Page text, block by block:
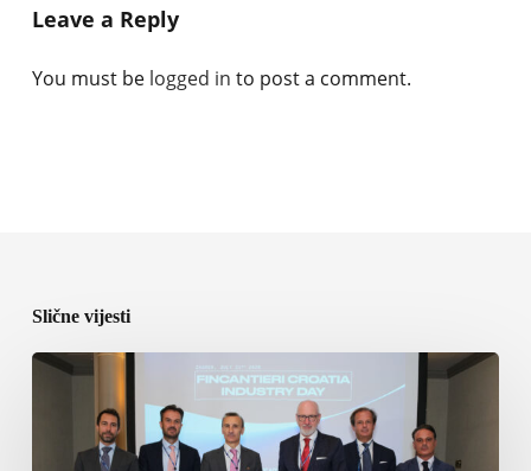
Leave a Reply
You must be logged in to post a comment.
Slične vijesti
Fincantieri
industrijsku
saradnju